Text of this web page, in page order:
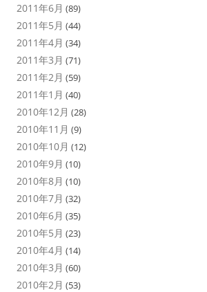
2011年6月 (89)
2011年5月 (44)
2011年4月 (34)
2011年3月 (71)
2011年2月 (59)
2011年1月 (40)
2010年12月 (28)
2010年11月 (9)
2010年10月 (12)
2010年9月 (10)
2010年8月 (10)
2010年7月 (32)
2010年6月 (35)
2010年5月 (23)
2010年4月 (14)
2010年3月 (60)
2010年2月 (53)